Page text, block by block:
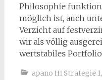
Philosophie
möglich ist, auch
Verzicht auf
wir als völlig
wertstabiles
apano HI Strategie 1,